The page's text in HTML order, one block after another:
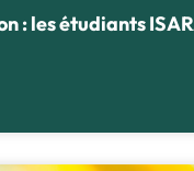
: les étudiants